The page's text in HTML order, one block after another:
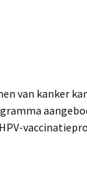
van kanker